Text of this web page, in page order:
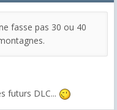
fasse pas 30 ou 40
futurs DLC...